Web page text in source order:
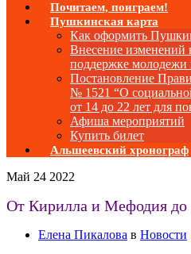
Почитаем, поиграем!
Пушкинская карта
Как оформить
Внесение изменений
поддержке молодежи
Постановление
№ 1521 “О
от 14 до 22 лет для
Афиша мероприятий
Купить билет
Альшеевский хронограф
Май 24 2022
От Кирилла и Мефодия до
Елена Пикалова в Новости